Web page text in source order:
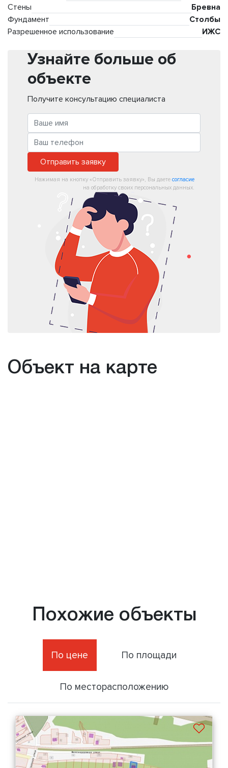
Стены
Бревна
Фундамент
Столбы
Разрешенное использование
ИЖС
Узнайте больше об
объекте
Получите консультацию специалиста
Отправить заявку
Нажимая на кнопку «Отправить заявку», Вы даете согласие
на обработку своих персональных данных.
Объект на карте
Похожие объекты
По цене По площади
По месторасположению